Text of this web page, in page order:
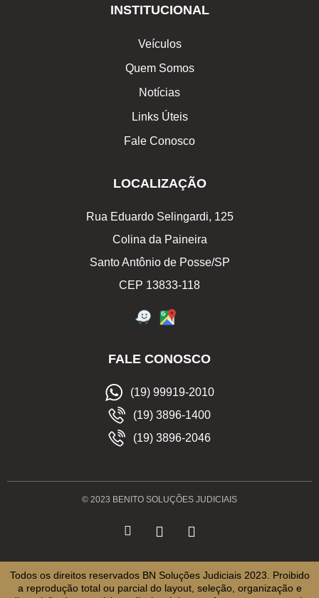
INSTITUCIONAL
Veículos
Quem Somos
Notícias
Links Úteis
Fale Conosco
LOCALIZAÇÃO
Rua Eduardo Selingardi, 125
Colina da Paineira
Santo Antônio de Posse/SP
CEP 13833-118
FALE CONOSCO
(19) 99919-2010
(19) 3896-1400
(19) 3896-2046
© 2023 BENITO SOLUÇÕES JUDICIAIS
Todos os direitos reservados BN Soluções Judiciais 2023. Proibido
a reprodução total ou parcial do layout, seleção, organização e